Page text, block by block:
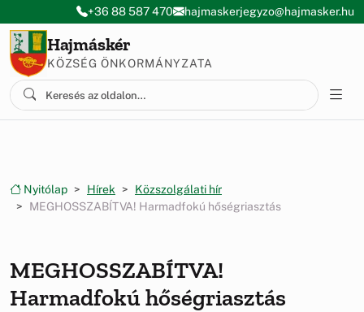
Ugrás a menüre
Ugrás a tartalomra
+36 88 587 470 hajmaskerjegyzo@hajmasker.hu
Hajmáskér
KÖZSÉG ÖNKORMÁNYZATA
Nyitólap Hírek
Közszolgálati hír
MEGHOSSZABÍTVA! Harmadfokú hőségriasztás
MEGHOSSZABÍTVA!
Harmadfokú hőségriasztás